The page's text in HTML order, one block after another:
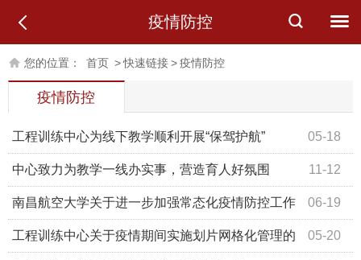
疫情防控
您的位置： 首页 >快速链接>疫情防控
疫情防控
05-18
工程训练中心为线下教学顺利开展“保驾护航”
11-12
中心致力为教学一线办实事，营造育人好氛围
06-19
南昌航空大学关于进一步加强常态化疫情防控工作
的通知 05-20
工程训练中心关于疫情期间实施划片网格化管理的